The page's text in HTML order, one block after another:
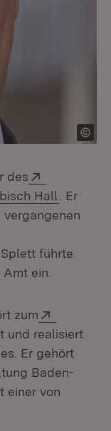
des
Hall (Öffnet
. Er
führte
ein.
zum
und realisiert
Er gehört
Baden-
einer von